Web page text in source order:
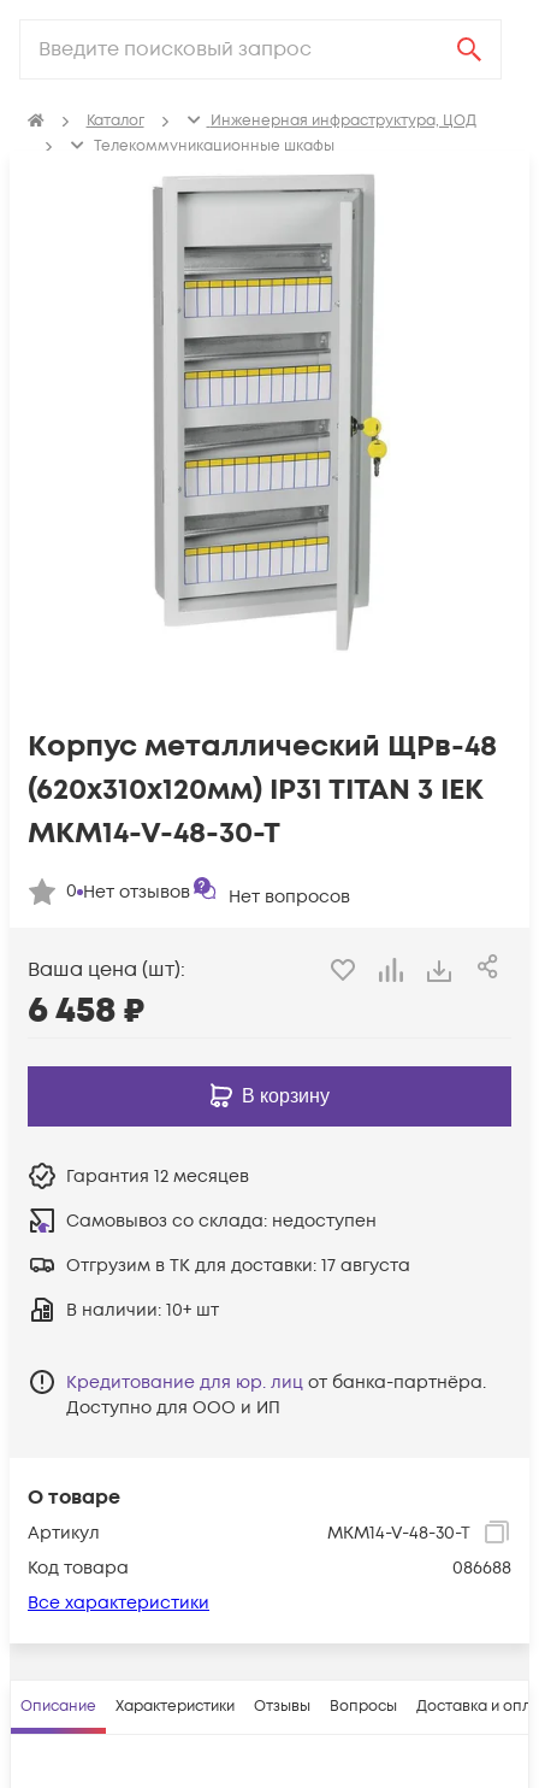
Каталог
Инженерная инфраструктура, ЦОД
Телекоммуникационные шкафы
Щиты распределительные, корпуса
О товаре
Артикул
MKM14-V-48-30-T
Код товара
086688
Все характеристики
Корпус металлический ЩРв-48
(620х310х120мм) IP31 TITAN 3 IEK
MKM14-V-48-30-T
0 Нет отзывов Нет вопросов
Ваша цена (шт):
6 458₽
В корзину
Гарантия 12 месяцев
Самовывоз со склада: недоступен
Отгрузим в ТК для доставки: 17 августа
В наличии: 10+ шт
Кредитование для юр. лиц от банка-партнёра.
Доступно для ООО и ИП
Описание Характеристики Отзывы Вопросы Доставка и